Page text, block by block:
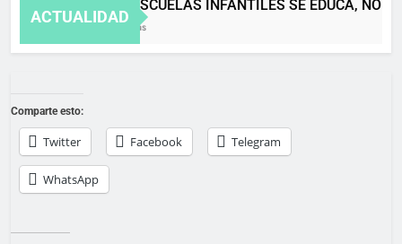
ACTUALIDAD
EN LAS ESCUELAS INFANTILES SE EDUCA, NO SE
4 Meses Atrás
Comparte esto:
Twitter Facebook Telegram
WhatsApp